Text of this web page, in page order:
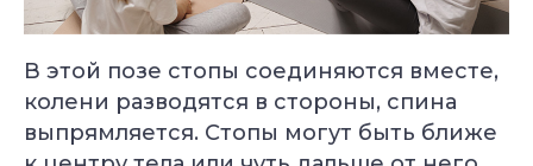
В этой позе стопы соединяются вместе,
колени разводятся в стороны, спина
выпрямляется. Стопы могут быть ближе